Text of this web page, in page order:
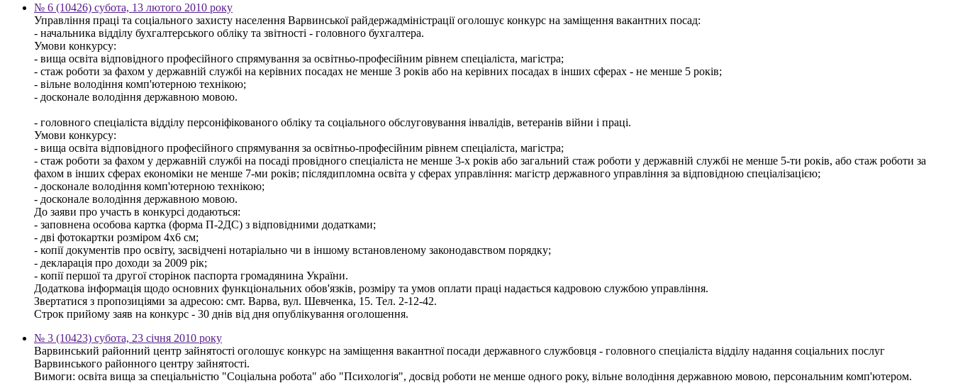
№ 6 (10426) субота, 13 лютого 2010 року
Управління праці та соціального захисту населення Варвинської райдержадміністрації оголошує конкурс на заміщення вакантних посад:
- начальника відділу бухгалтерського обліку та звітності - головного бухгалтера.
Умови конкурсу:
- вища освіта відповідного професійного спрямування за освітньо-професійним рівнем спеціаліста, магістра;
- стаж роботи за фахом у державній службі на керівних посадах не менше 3 років або на керівних посадах в інших сферах - не менше 5 років;
- вільне володіння комп'ютерною технікою;
- досконале володіння державною мовою.
- головного спеціаліста відділу персоніфікованого обліку та соціального обслуговування інвалідів, ветеранів війни і праці.
Умови конкурсу:
- вища освіта відповідного професійного спрямування за освітньо-професійним рівнем спеціаліста, магістра;
- стаж роботи за фахом у державній службі на посаді провідного спеціаліста не менше 3-х років або загальний стаж роботи у державній службі не менше 5-ти років, або стаж роботи за
фахом в інших сферах економіки не менше 7-ми років; післядипломна освіта у сферах управління: магістр державного управління за відповідною спеціалізацією;
- досконале володіння комп'ютерною технікою;
- досконале володіння державною мовою.
До заяви про участь в конкурсі додаються:
- заповнена особова картка (форма П-2ДС) з відповідними додатками;
- дві фотокартки розміром 4х6 см;
- копії документів про освіту, засвідчені нотаріально чи в іншому встановленому законодавством порядку;
- декларація про доходи за 2009 рік;
- копії першої та другої сторінок паспорта громадянина України.
Додаткова інформація щодо основних функціональних обов'язків, розміру та умов оплати праці надається кадровою службою управління.
Звертатися з пропозиціями за адресою: смт. Варва, вул. Шевченка, 15. Тел. 2-12-42.
Строк прийому заяв на конкурс - 30 днів від дня опублікування оголошення.
№ 3 (10423) субота, 23 січня 2010 року
Варвинський районний центр зайнятості оголошує конкурс на заміщення вакантної посади державного службовця - головного спеціаліста відділу надання соціальних послуг
Варвинського районного центру зайнятості.
Вимоги: освіта вища за спеціальністю "Соціальна робота" або "Психологія", досвід роботи не менше одного року, вільне володіння державною мовою, персональним комп'ютером.